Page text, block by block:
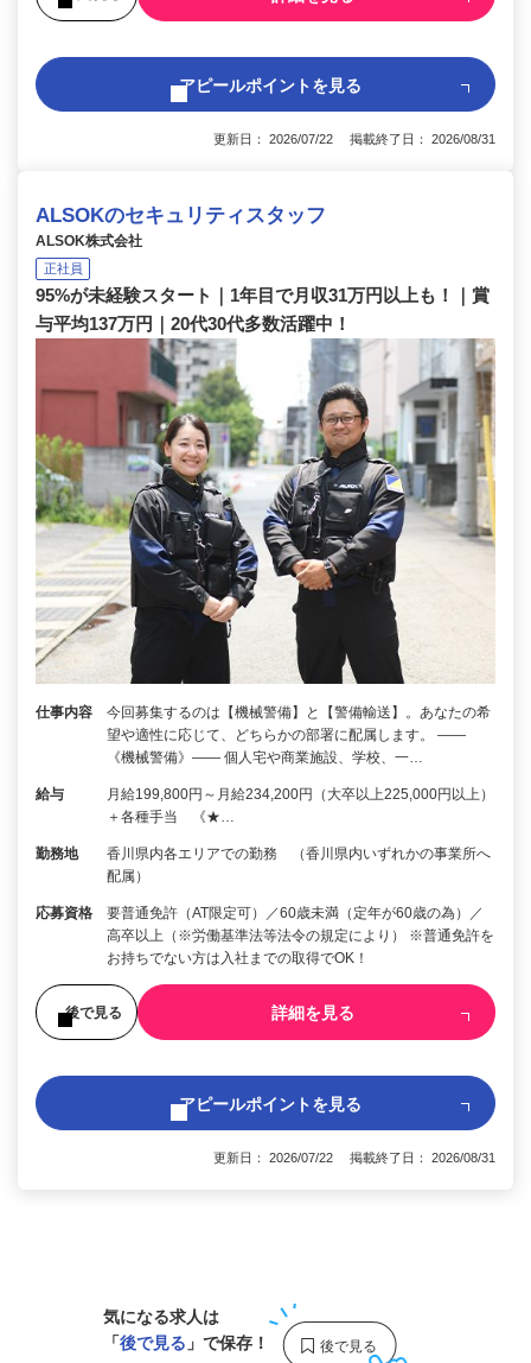
アピールポイントを見る
更新日： 2026/07/22 掲載終了日： 2026/08/31
ALSOKのセキュリティスタッフ
ALSOK株式会社
正社員
95%が未経験スタート｜1年目で月収31万円以上も！｜賞
与平均137万円｜20代30代多数活躍中！
仕事内容
今回募集するのは【機械警備】と【警備輸送】。あなたの希
望や適性に応じて、どちらかの部署に配属します。 ――
《機械警備》―― 個人宅や商業施設、学校、一…
給与
月給199,800円～月給234,200円（大卒以上225,000円以上）
＋各種手当 《★…
勤務地
香川県内各エリアでの勤務 （香川県内いずれかの事業所へ
配属）
応募資格
要普通免許（AT限定可）／60歳未満（定年が60歳の為）／
高卒以上（※労働基準法等法令の規定により） ※普通免許を
お持ちでない方は入社までの取得でOK！
後で見る 詳細を見る
アピールポイントを見る
更新日： 2026/07/22 掲載終了日： 2026/08/31
気になる求人は
「後で見る 」で保存！